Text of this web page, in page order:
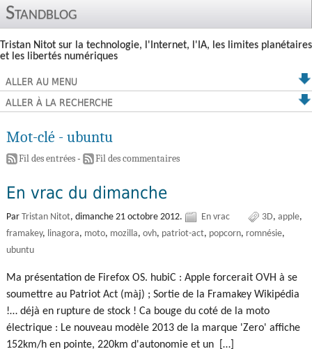
Standblog
Tristan Nitot sur la technologie, l'Internet, l'IA, les limites planétaires
et les libertés numériques
ALLER AU MENU
ALLER À LA RECHERCHE
Mot-clé - ubuntu
Fil des entrées- Fil des commentaires
En vrac du dimanche
Par Tristan Nitot, dimanche 21 octobre 2012. En vrac 3D apple
framakey
linagora moto mozilla ovh patriot-act popcorn romnésie
ubuntu
Ma présentation de Firefox OS. hubiC : Apple forcerait OVH à se
soumettre au Patriot Act (màj) ; Sortie de la Framakey Wikipédia
!… déjà en rupture de stock ! Ca bouge du coté de la moto
électrique : Le nouveau modèle 2013 de la marque 'Zero' affiche
152km/h en pointe, 220km d'autonomie et un […]